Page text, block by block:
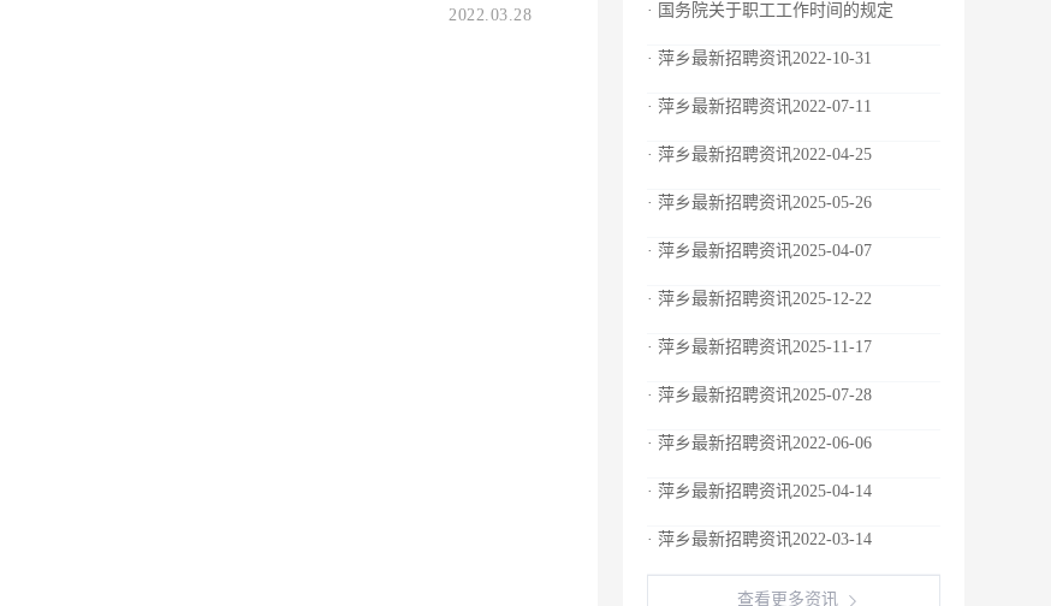
2022.03.28 · 国务院关于职工工作时间的规定
· 萍乡最新招聘资讯2022-10-31
· 萍乡最新招聘资讯2022-07-11
· 萍乡最新招聘资讯2022-04-25
· 萍乡最新招聘资讯2025-05-26
· 萍乡最新招聘资讯2025-04-07
· 萍乡最新招聘资讯2025-12-22
· 萍乡最新招聘资讯2025-11-17
· 萍乡最新招聘资讯2025-07-28
· 萍乡最新招聘资讯2022-06-06
· 萍乡最新招聘资讯2025-04-14
· 萍乡最新招聘资讯2022-03-14
查看更多资讯